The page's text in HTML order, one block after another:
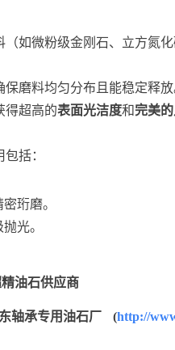
如微粉级金刚石、立方氮
磨料均匀分布且能稳定释放
得超高的表面光洁度和完美
括：
珩磨。
光。
油石供应商
轴承专用油石厂 (http://